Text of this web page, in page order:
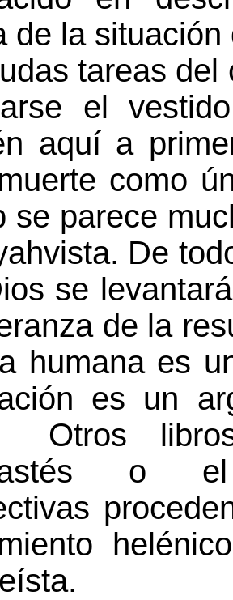
de la
tareas
el
aquí a
como
se parece
De
se
de la
humana es
es un
Otros
o el